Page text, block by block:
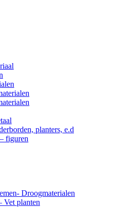
planters, e.d
figuren
Droogmaterialen
Vet planten